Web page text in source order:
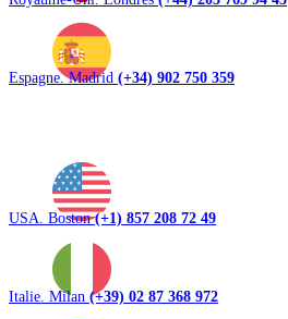
Espagne. Madrid (+34) 902 750 359
USA. Boston(+1) 857 208 72 49
Italie. Milan (+39) 02 87 368 972